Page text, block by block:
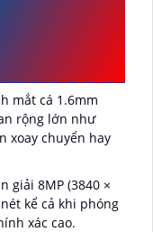
mắt cá 1.6mm
rộng lớn như
xoay chuyển hay
giải 8MP (3840 ×
kể cả khi phóng
xác cao.